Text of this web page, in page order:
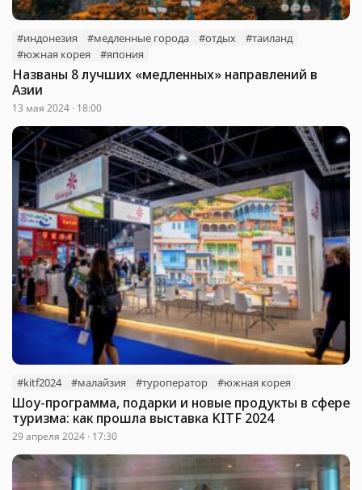
#индонезия #медленные города #отдых
#таиланд
#южная корея
#япония
Названы 8 лучших «медленных» направлений в
Азии
13 мая 2024 · 18:00
#kitf2024 #малайзия #туроператор #южная корея
Шоу-программа, подарки и новые продукты в сфере
туризма: как прошла выставка KITF 2024
29 апреля 2024 · 17:30